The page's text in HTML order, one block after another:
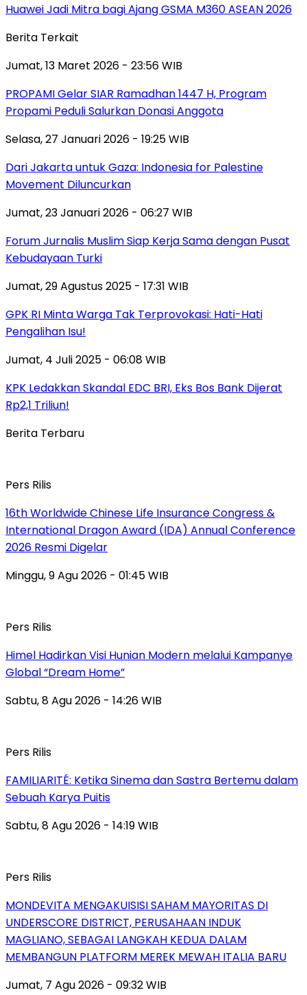
Huawei Jadi Mitra bagi Ajang GSMA M360 ASEAN 2026
Berita Terkait
Jumat, 13 Maret 2026 - 23:56 WIB
PROPAMI Gelar SIAR Ramadhan 1447 H, Program
Propami Peduli Salurkan Donasi Anggota
Selasa, 27 Januari 2026 - 19:25 WIB
Dari Jakarta untuk Gaza: Indonesia for Palestine
Movement Diluncurkan
Jumat, 23 Januari 2026 - 06:27 WIB
Forum Jurnalis Muslim Siap Kerja Sama dengan Pusat
Kebudayaan Turki
Jumat, 29 Agustus 2025 - 17:31 WIB
GPK RI Minta Warga Tak Terprovokasi: Hati-Hati
Pengalihan Isu!
Jumat, 4 Juli 2025 - 06:08 WIB
KPK Ledakkan Skandal EDC BRI, Eks Bos Bank Dijerat
Rp2,1 Triliun!
Berita Terbaru
Pers Rilis
16th Worldwide Chinese Life Insurance Congress &
International Dragon Award (IDA) Annual Conference
2026 Resmi Digelar
Minggu, 9 Agu 2026 - 01:45 WIB
Pers Rilis
Himel Hadirkan Visi Hunian Modern melalui Kampanye
Global “Dream Home”
Sabtu, 8 Agu 2026 - 14:26 WIB
Pers Rilis
FAMILIARITÉ: Ketika Sinema dan Sastra Bertemu dalam
Sebuah Karya Puitis
Sabtu, 8 Agu 2026 - 14:19 WIB
Pers Rilis
MONDEVITA MENGAKUISISI SAHAM MAYORITAS DI
UNDERSCORE DISTRICT, PERUSAHAAN INDUK
MAGLIANO, SEBAGAI LANGKAH KEDUA DALAM
MEMBANGUN PLATFORM MEREK MEWAH ITALIA BARU
Jumat, 7 Agu 2026 - 09:32 WIB